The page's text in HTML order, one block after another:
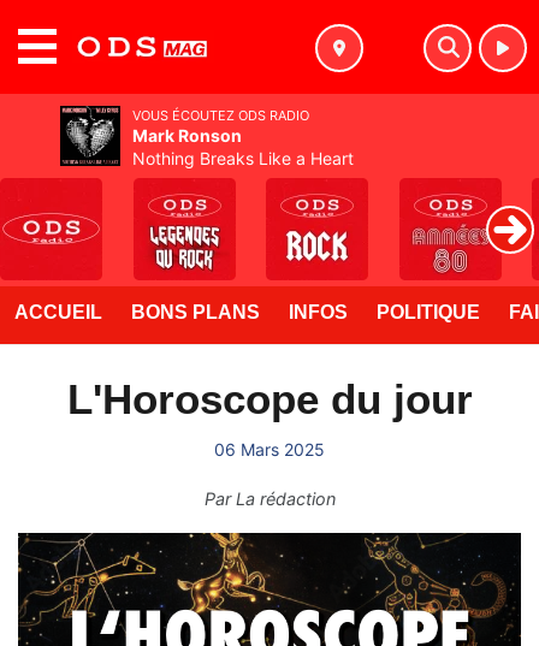
ACCUEIL BONS PLANS INFOS POLITIQUE
L'Horoscope du jour
06 Mars 2025
ParLa rédaction
VOUS ÉCOUTEZ ODS RADIO
Mark Ronson
Nothing Breaks Like a Heart